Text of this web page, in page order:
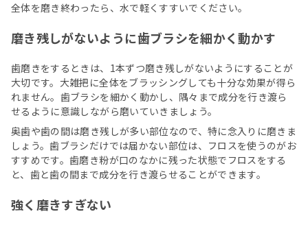
全体を磨き終わったら、水で軽くすすいでください。
磨き残しがないように歯ブラシを細かく動かす
歯磨きをするときは、1本ずつ磨き残しがないようにすることが
大切です。大雑把に全体をブラッシングしても十分な効果が得ら
れません。歯ブラシを細かく動かし、隅々まで成分を行き渡ら
せるように意識しながら磨いていきましょう。
奥歯や歯の間は磨き残しが多い部位なので、特に念入りに磨きま
しょう。歯ブラシだけでは届かない部位は、フロスを使うのがお
すすめです。歯磨き粉が口のなかに残った状態でフロスをする
と、歯と歯の間まで成分を行き渡らせることができます。
強く磨きすぎない